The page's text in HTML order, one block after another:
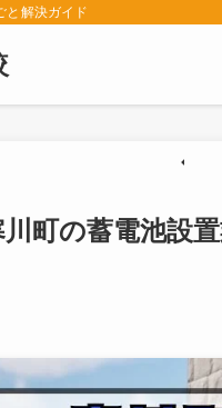
と解決ガイド
川町の蓄電池設